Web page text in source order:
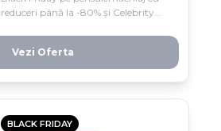
reduceri până la -80% și Celebrity
perioadă.
Vezi Oferta
BLACK FRIDAY